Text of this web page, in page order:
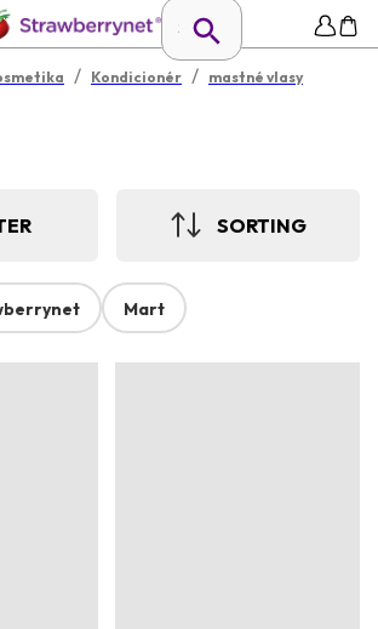
/ Kondicionér / mastné vlasy
SORTING
Mart